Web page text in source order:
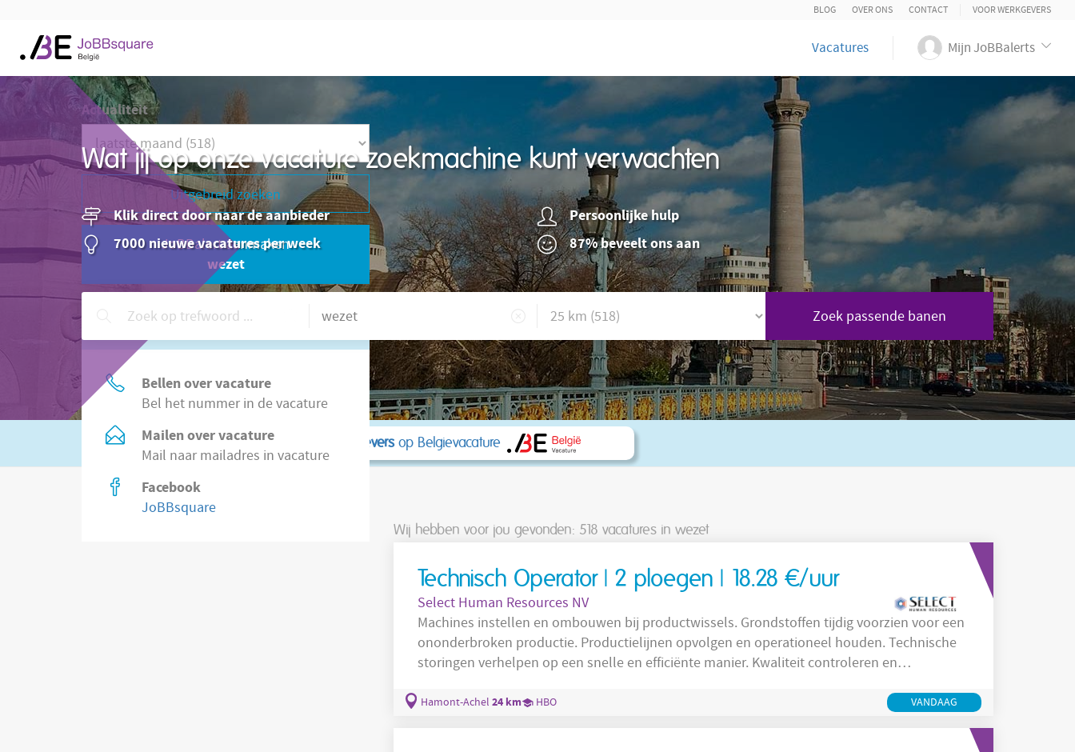
BLOG OVER ONS CONTACT VOOR WERKGEVERS
Vacatures Mijn JoBBalerts
Wat jij op onze vacature zoekmachine kunt verwachten
Klik direct door naar de aanbieder
Persoonlijke hulp
7000 nieuwe vacatures per week
87% beveelt ons aan
Zoek passende banen
Of zoek in2.200 vacatures direct bij werkgeversop Belgievacature
Actualiteit
Uitgebreid zoeken
JoBBalert aanmaken
wezet
Hulp nodig?
Bellen over vacature
Bel het nummer in de vacature
Mailen over vacature
Mail naar mailadres in vacature
Facebook
JoBBsquare
Wij hebben voor jou gevonden: 518 vacatures in wezet
Technisch Operator | 2 ploegen | 18.28 €/uur
Select Human Resources NV
Machines instellen en ombouwen bij productwissels. Grondstoffen tijdig voorzien voor een
ononderbroken productie. Productielijnen opvolgen en operationeel houden. Technische
storingen verhelpen op een snelle en efficiënte manier. Kwaliteit controleren en
Hamont-Achel 24 km HBO VANDAAG